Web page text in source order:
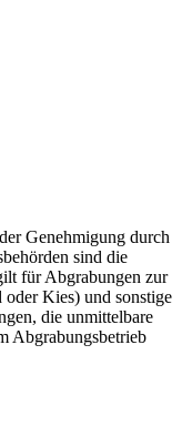
Genehmigung durch
sind die
für Abgrabungen zur
Kies) und sonstige
die unmittelbare
Abgrabungsbetrieb